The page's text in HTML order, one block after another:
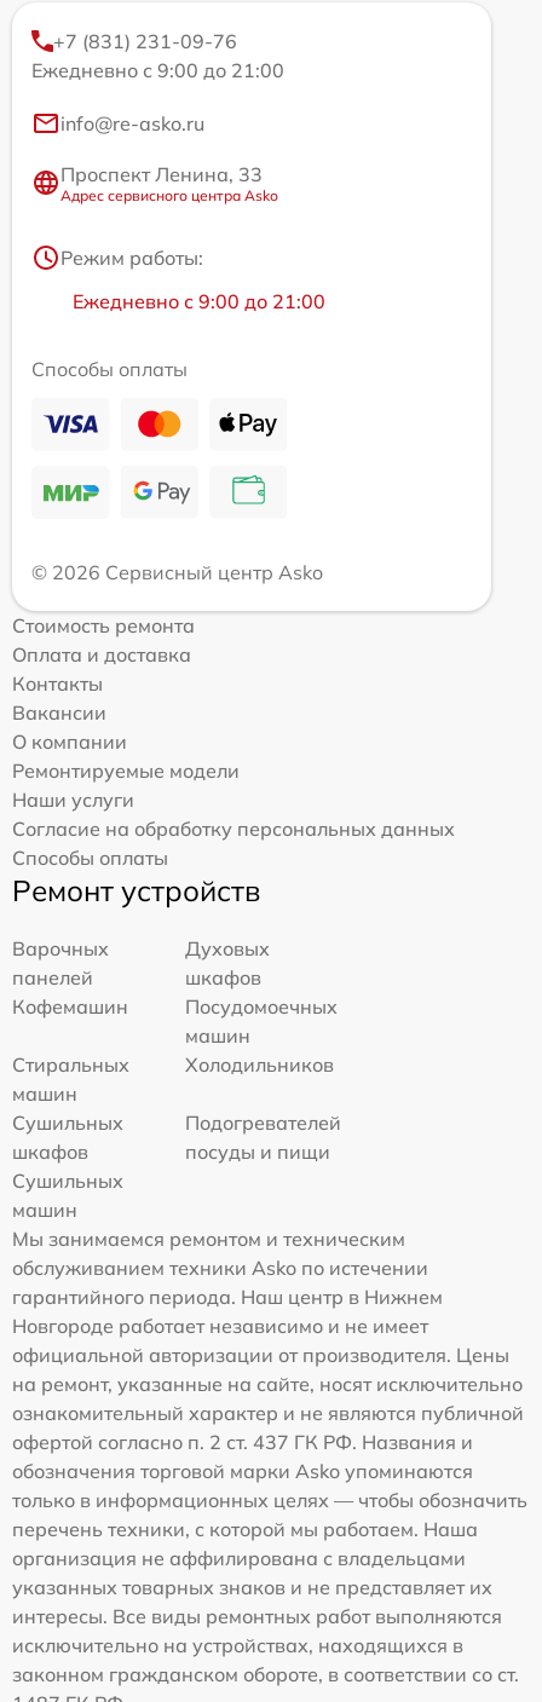
+7 (831) 231-09-76
Ежедневно с 9:00 до 21:00
info@re-asko.ru
Проспект Ленина, 33
Адрес сервисного центра Asko
Режим работы:
Ежедневно с 9:00 до 21:00
Способы оплаты
© 2026 Сервисный центр Asko
Стоимость ремонта
Оплата и доставка
Контакты
Вакансии
О компании
Ремонтируемые модели
Наши услуги
Согласие на обработку персональных данных
Способы оплаты
Ремонт устройств
Варочных
панелей
Духовых
шкафов
Кофемашин
Посудомоечных
машин
Стиральных
машин
Холодильников
Сушильных
шкафов
Подогревателей
посуды и пищи
Сушильных
машин
Мы занимаемся ремонтом и техническим
обслуживанием техники Asko по истечении
гарантийного периода. Наш центр в Нижнем
Новгороде работает независимо и не имеет
официальной авторизации от производителя. Цены
на ремонт, указанные на сайте, носят исключительно
ознакомительный характер и не являются публичной
офертой согласно п. 2 ст. 437 ГК РФ. Названия и
обозначения торговой марки Asko упоминаются
только в информационных целях — чтобы обозначить
перечень техники, с которой мы работаем. Наша
организация не аффилирована с владельцами
указанных товарных знаков и не представляет их
интересы. Все виды ремонтных работ выполняются
исключительно на устройствах, находящихся в
законном гражданском обороте, в соответствии со ст.